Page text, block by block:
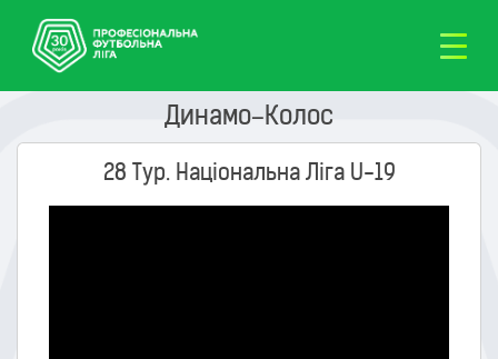
Динамо–Колос
28 Тур. Національна Ліга U-19